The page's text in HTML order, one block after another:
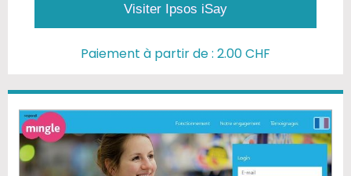
Visiter Ipsos iSay
Paiement à partir de : 2.00 CHF